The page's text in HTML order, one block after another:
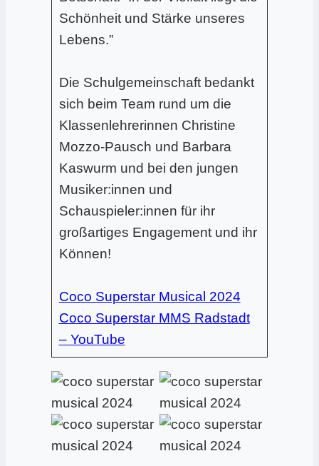
Schönheit und Stärke unseres
Lebens.”
Die Schulgemeinschaft bedankt
sich beim Team rund um die
Klassenlehrerinnen Christine
Mozzo-Pausch und Barbara
Kaswurm und bei den jungen
Musiker:innen und
Schauspieler:innen für ihr
großartiges Engagement und ihr
Können!
Coco Superstar Musical 2024
Coco Superstar MMS Radstadt
– YouTube